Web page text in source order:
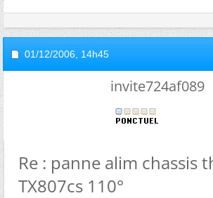
01/12/2006, 14h45
invite724af089
Re : panne alim chassis
TX807cs 110°